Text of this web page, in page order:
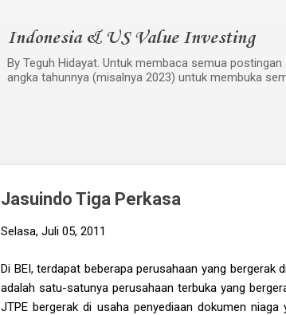
Indonesia & US Value Investing
By Teguh Hidayat. Untuk membaca semua
angka tahunnya (misalnya 2023) untuk membuka
Jasuindo Tiga Perkasa
Selasa, Juli 05, 2011
Di BEI, terdapat beberapa perusahaan yang
adalah satu-satunya perusahaan terbuka yang
JTPE bergerak di usaha penyediaan dokumen